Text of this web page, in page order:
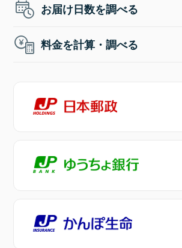
お届け日数を調べる
料金を計算・調べる